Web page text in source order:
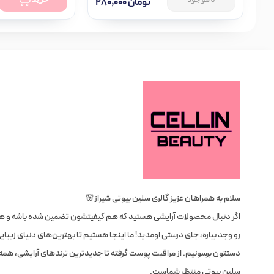
موجود در انبار
سلام به همراهان عزیز گالری سلین بیوتی شیراز🌸
اگر دنبال محصولات آرایشی هستید که هم کیفیتشون تضمین شده باشه
رو وجد بیاره، جای درستی اومدید! ما اینجا هستیم تا بهترین‌های دنیای
دستتون برسونیم. از مراقبت پوست گرفته تا جدیدترین ترندهای آرایشی،